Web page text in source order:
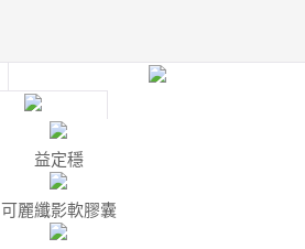
益定穩
可麗纖影軟膠囊